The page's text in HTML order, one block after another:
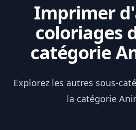
Imprimer
coloriages
catégorie
Explorez les autres sous-
la catégorie